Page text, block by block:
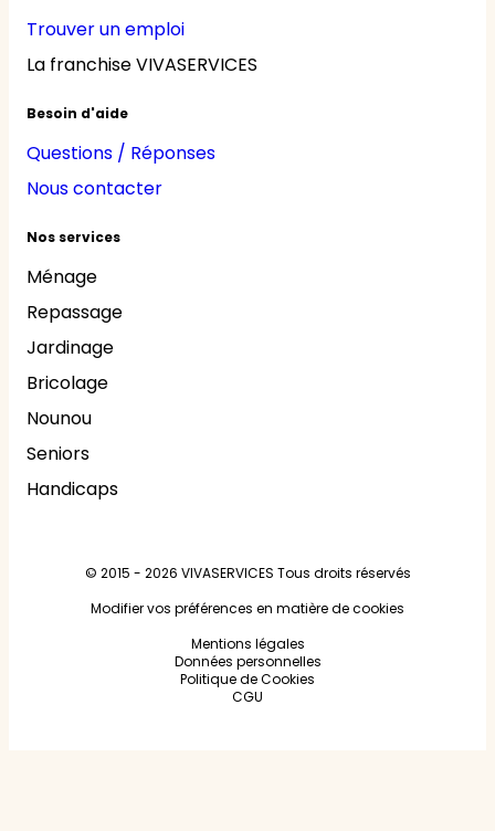
Trouver un emploi
La franchise VIVASERVICES
Besoin d'aide
Questions / Réponses
Nous contacter
Nos services
Ménage
Repassage
Jardinage
Bricolage
Nounou
Seniors
Handicaps
© 2015 - 2026 VIVASERVICES Tous droits réservés
Modifier vos préférences en matière de cookies
Mentions légales
Données personnelles
Politique de Cookies
CGU